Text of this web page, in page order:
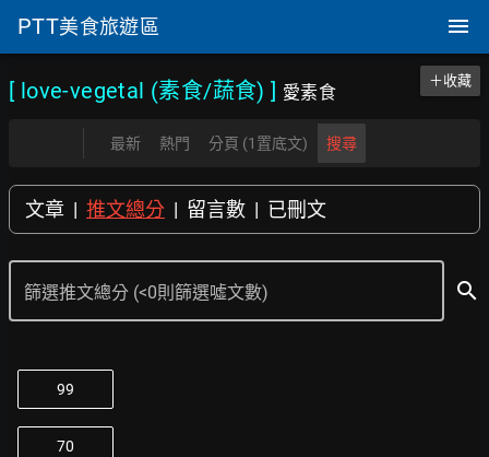
PTT美食旅遊區
[ love-vegetal (素食/蔬食) ] 愛素食
＋收藏
最新 熱門 分頁 (1置底文) 搜尋
文章 | 推文總分 | 留言數 | 已刪文
篩選推文總分 (<0則篩選噓文數) search
99
70